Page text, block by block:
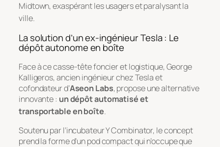
Midtown, exaspérant les usagers et paralysant la
ville.
La solution d’un ex-ingénieur Tesla : Le
dépôt autonome en boîte
Face à ce casse-tête foncier et logistique, George
Kalligeros, ancien ingénieur chez Tesla et
cofondateur d’Aseon Labs, propose une alternative
innovante : un dépôt automatisé et
transportable en boîte.
Soutenu par l’incubateur Y Combinator, le concept
prend la forme d’un pod compact qui n’occupe que